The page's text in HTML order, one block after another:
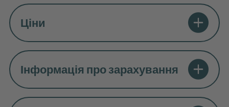
Ціни
Інформація про зарахування